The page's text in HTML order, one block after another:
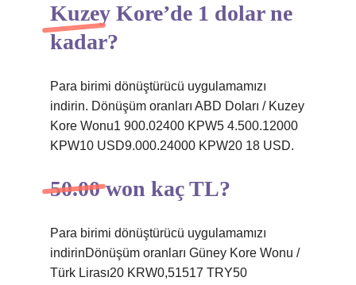
Kuzey Kore’de 1 dolar ne
kadar?
Para birimi dönüştürücü uygulamamızı
indirin. Dönüşüm oranları ABD Doları / Kuzey
Kore Wonu1 900.02400 KPW5 4.500.12000
KPW10 USD9.000.24000 KPW20 18 USD.
50.00 won kaç TL?
Para birimi dönüştürücü uygulamamızı
indirinDönüşüm oranları Güney Kore Wonu /
Türk Lirası20 KRW0,51517 TRY50